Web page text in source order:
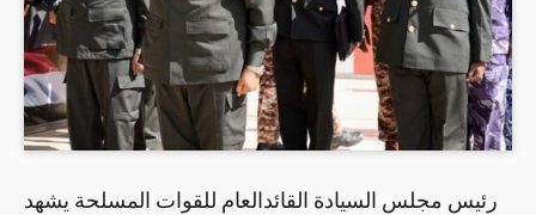
رئيس مجلس السيادة القائدالعام للقوات المسلحة يشهد